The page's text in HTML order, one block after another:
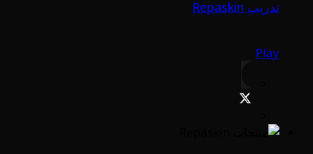
تدريب Repaskin
Play